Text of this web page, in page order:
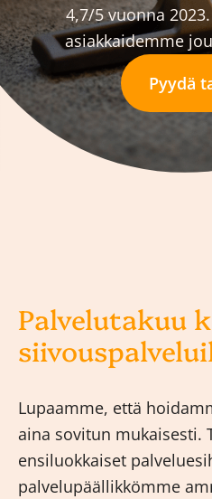
4,7/5 vuonna
asiakkaidemme
Pyydä
Palvelutakuu
Lupaamme, että
aina sovitun mukaisesti.
ensiluokkaiset
palvelupäällikkömme